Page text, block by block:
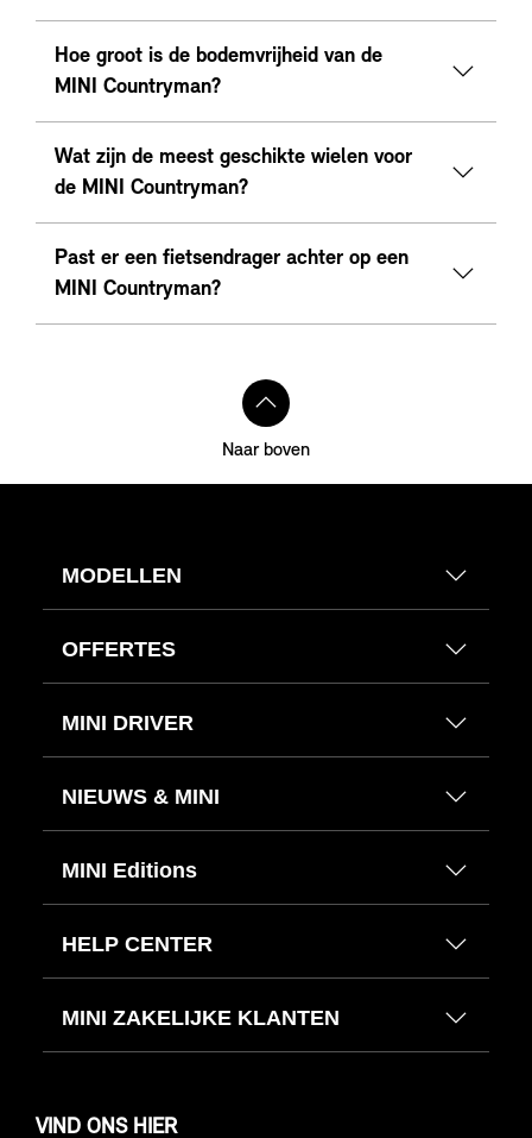
Hoe groot is de bodemvrijheid van de
MINI Countryman?
Wat zijn de meest geschikte wielen voor
de MINI Countryman?
Past er een fietsendrager achter op een
MINI Countryman?
Naar boven
MODELLEN
OFFERTES
MINI DRIVER
NIEUWS & MINI
MINI Editions
HELP CENTER
MINI ZAKELIJKE KLANTEN
VIND ONS HIER